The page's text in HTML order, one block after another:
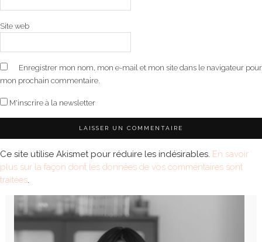
Site web
Enregistrer mon nom, mon e-mail et mon site dans le navigateur pour
mon prochain commentaire.
M'inscrire à la newsletter
Ce site utilise Akismet pour réduire les indésirables. En savoir
plus sur la façon dont les données de vos commentaires sont
traitées.